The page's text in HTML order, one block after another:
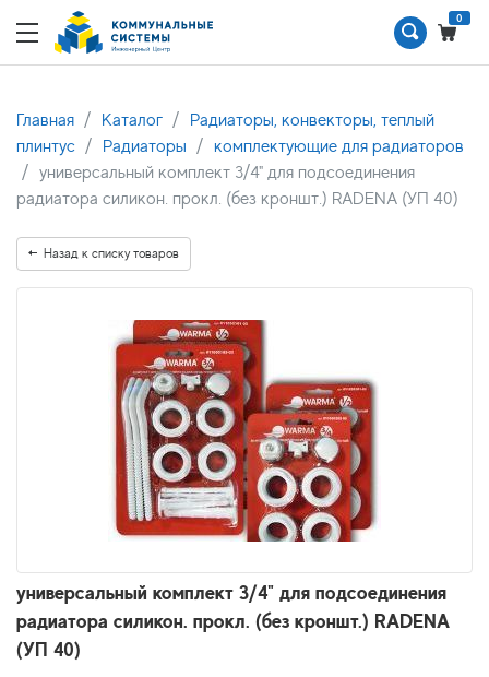
0
Главная Каталог
Радиаторы, конвекторы, теплый
плинтус
Радиаторы
комплектующие для радиаторов
универсальный комплект 3/4" для подсоединения
радиатора силикон. прокл. (без кроншт.) RADENA (УП 40)
Назад к списку товаров
универсальный комплект 3/4" для подсоединения
радиатора силикон. прокл. (без кроншт.) RADENA
(УП 40)